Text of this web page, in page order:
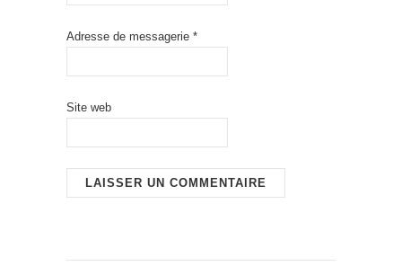
Adresse de messagerie *
Site web